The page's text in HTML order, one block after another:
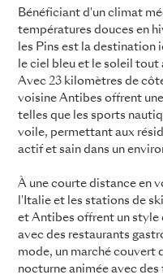
Bénéficiant d'un climat
températures douces en
les Pins est la destination
le ciel bleu et le soleil tout
Avec 23 kilomètres de
voisine Antibes offrent
telles que les sports
voile, permettant aux
actif et sain dans un
À une courte distance en
l'Italie et les stations de
et Antibes offrent un style
avec des restaurants
mode, un marché couvert
nocturne animée avec